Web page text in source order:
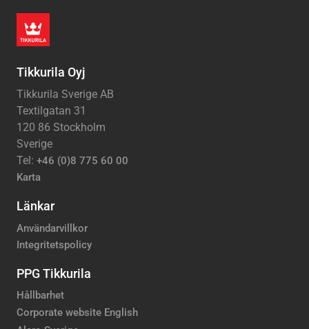
Tikkurila Oyj
Tikkurila Sverige AB
Textilgatan 31
120 86 Stockholm
Sverige
Tel: +46 (0)8 775 60 00
Karta
Länkar
Användarvillkor
Integritetspolicy
PPG Tikkurila
Hållbarhet
Corporate website English